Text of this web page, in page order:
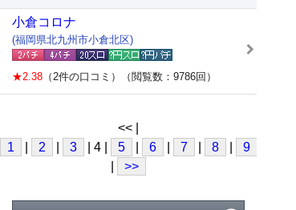
小倉コロナ
(福岡県北九州市小倉北区)
★2.38 （2件の口コミ）（閲覧数：9786回）
<< |
1
2 3 | 4 | 5 6 7 8 9
>>